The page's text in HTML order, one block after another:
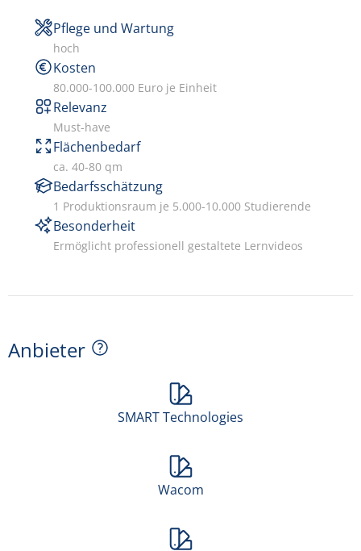
Pflege und Wartung
hoch
Kosten
80.000-100.000 Euro je Einheit
Relevanz
Must-have
Flächenbedarf
ca. 40-80 qm
Bedarfsschätzung
1 Produktionsraum je 5.000-10.000 Studierende
Besonderheit
Ermöglicht professionell gestaltete Lernvideos
Anbieter
SMART Technologies
Wacom